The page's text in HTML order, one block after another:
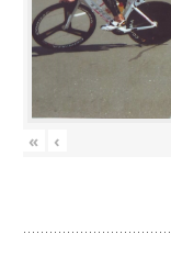
« ‹